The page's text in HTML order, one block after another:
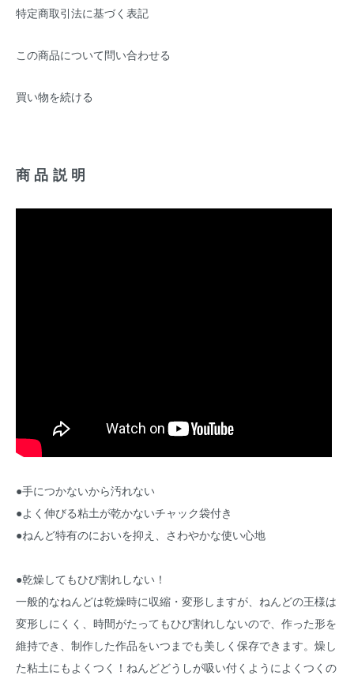
特定商取引法に基づく表記
この商品について問い合わせる
買い物を続ける
商品説明
●手につかないから汚れない
●よく伸びる粘土が乾かないチャック袋付き
●ねんど特有のにおいを抑え、さわやかな使い心地
●乾燥してもひび割れしない！
一般的なねんどは乾燥時に収縮・変形しますが、ねんどの王様は
変形しにくく、時間がたってもひび割れしないので、作った形を
維持でき、制作した作品をいつまでも美しく保存できます。燥し
た粘土にもよくつく！ねんどどうしが吸い付くようによくつくの